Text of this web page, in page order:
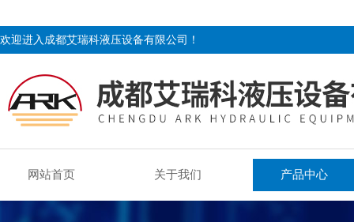
欢迎进入成都艾瑞科液压设备有限公司！
网站首页 关于我们 产品中心